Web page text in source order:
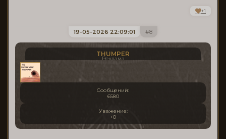
+1
8
19-05-2026 22:09:01
THUMPER
Реклама
Сообщений:
6580
Уважение:
+0